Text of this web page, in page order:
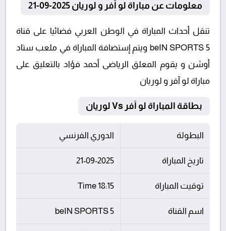
معلومات عن مباراة لو آفر و لوريان 2025-09-21
تنقل أحداث المباراة في الوطن العربي فضائيا على قناة
beIN SPORTS 5 ويتم إستضافة المباراة في ملعب ستاد
أوشن و يقوم المعلق الرياضى أحمد فؤاد بالتعليق على
مباراة لو آفر و لوريان
بطاقة المباراة لو آفر Vs لوريان
البطولة الدوري الفرنسي
تاريخ المباراة 21-09-2025
توقيت المباراة 18:15 Time
اسم القناة beIN SPORTS 5